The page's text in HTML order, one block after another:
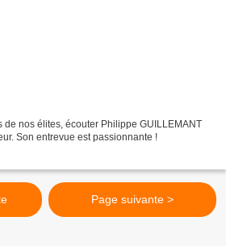
de nos élites, écouter Philippe GUILLEMANT
Son entrevue est passionnante !
5 octobre...
Page suivante >